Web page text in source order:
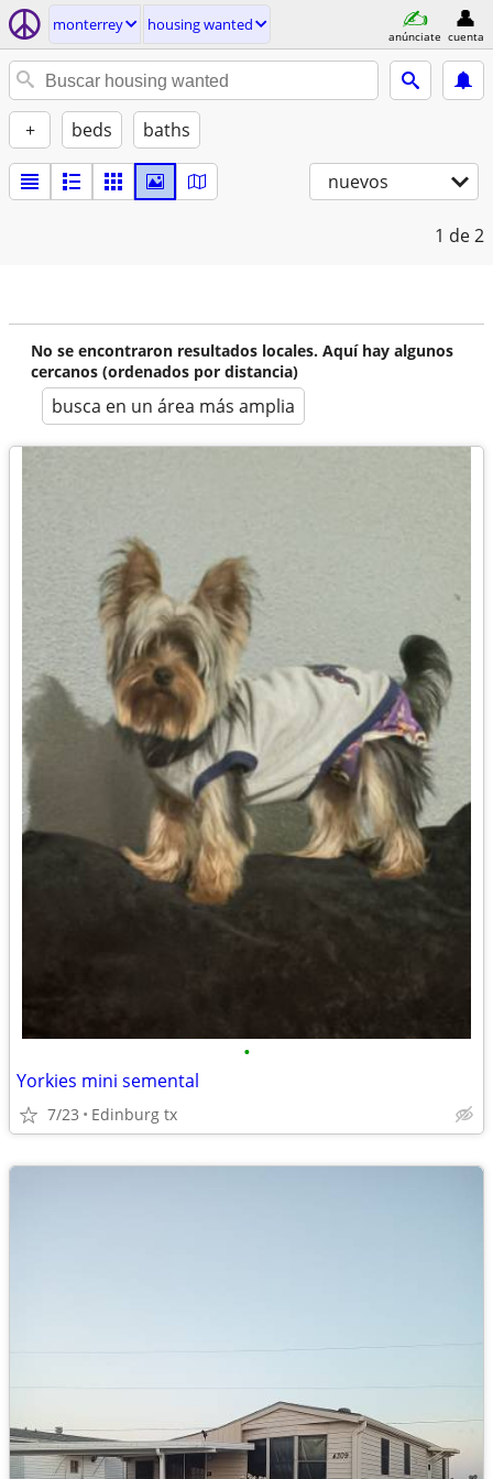
monterrey housing wanted
anúnciate cuenta
+ beds baths
nuevos
1 de 2
No se encontraron resultados locales. Aquí hay algunos
cercanos (ordenados por distancia)
busca en un área más amplia
•
Yorkies mini semental
7/23 Edinburg tx